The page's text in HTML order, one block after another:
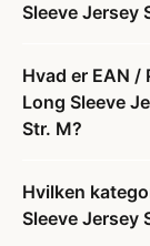
Sleeve Jersey
Hvad er EAN /
Long Sleeve
Str. M?
Hvilken
Sleeve Jersey